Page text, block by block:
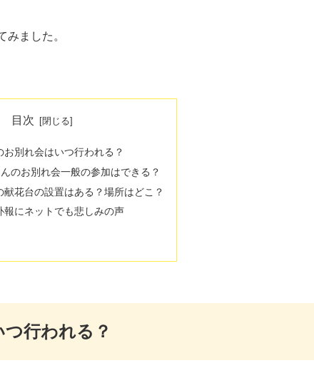
ました。
目次
お別れ会はいつ行われる？
のお別れ会一般の参加はできる？
献花台の設置はある？場所はどこ？
報にネットでも悲しみの声
行われる？